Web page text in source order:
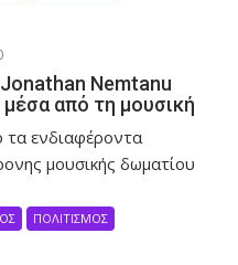
Nemtanu
από τη μουσική
τα ενδιαφέροντα
μουσικής δωματίου
ΠΟΛΙΤΙΣΜΟΣ